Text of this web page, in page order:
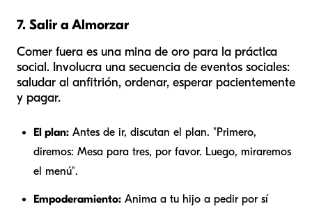
7. Salir a Almorzar
Comer fuera es una mina de oro para la práctica
social. Involucra una secuencia de eventos sociales:
saludar al anfitrión, ordenar, esperar pacientemente
y pagar.
El plan: Antes de ir, discutan el plan. "Primero,
diremos: Mesa para tres, por favor. Luego, miraremos
el menú".
Empoderamiento: Anima a tu hijo a pedir por sí